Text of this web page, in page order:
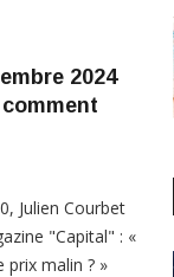
2024
Julien Courbet
"Capital" : «
malin ? »